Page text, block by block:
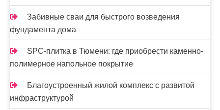
Забивные сваи для быстрого возведения
фундамента дома
SPC-плитка в Тюмени: где приобрести каменно-
полимерное напольное покрытие
Благоустроенный жилой комплекс с развитой
инфраструктурой